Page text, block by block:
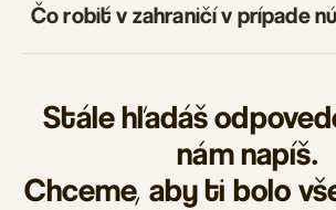
Čo robiť v zahraničí v prípade
Stále hľadáš
nám napíš.
Chceme, aby ti bolo